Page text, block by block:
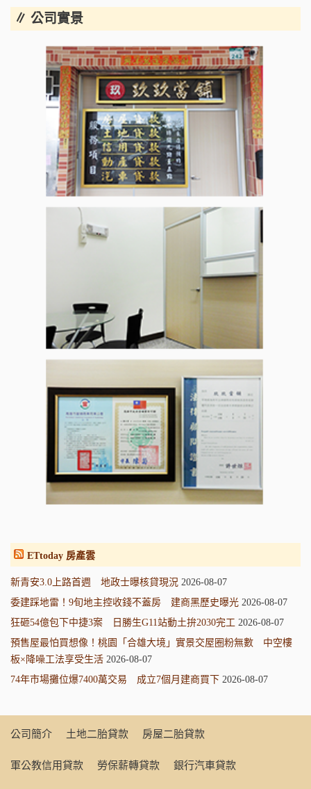
∥ 公司實景
ETtoday 房產雲
新青安3.0上路首週 地政士曝核貸現況 2026-08-07
委建踩地雷！9旬地主控收錢不蓋房 建商黑歷史曝光 2026-08-07
狂砸54億包下中捷3案 日勝生G11站動土拚2030完工 2026-08-07
預售屋最怕買想像！桃園「合雄大境」實景交屋圈粉無數 中空樓
板×降噪工法享受生活 2026-08-07
74年市場攤位爆7400萬交易 成立7個月建商買下 2026-08-07
公司簡介 土地二胎貸款 房屋二胎貸款
軍公教信用貸款 勞保薪轉貸款 銀行汽車貸款